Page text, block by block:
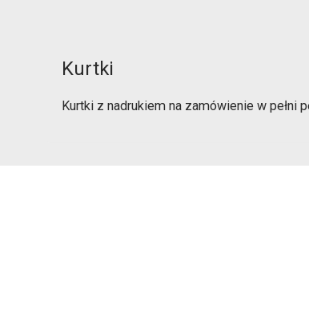
Kurtki
Kurtki z nadrukiem na zamówienie w pełni